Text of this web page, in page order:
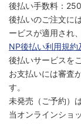
後払い手数料：
後払いのご注文には
ービスが適用され
NP後払い利用規
後払いサービスを
お支払いには審査
す。
未発売（ご予約）
当オンラインショ